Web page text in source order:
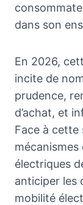
dans son
En 2026,
incite de
prudence,
d’achat, et
Face à
électriques
anticiper les
mobilité